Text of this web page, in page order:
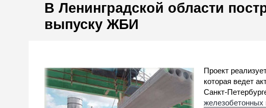
В Ленинградской области
выпуску ЖБИ
Проект
которая ведет
Санкт-
железобетонных